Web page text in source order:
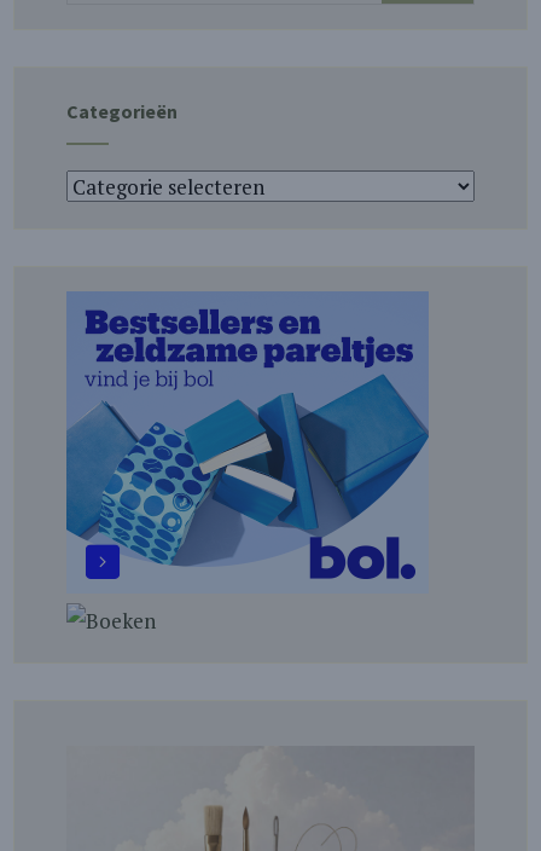
Categorieën
Categorieën